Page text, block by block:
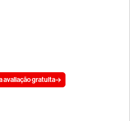
avaliação gratuita